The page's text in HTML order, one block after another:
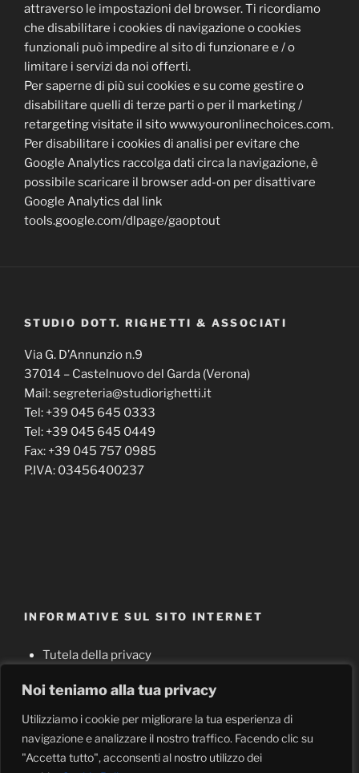
Noi teniamo alla tua privacy
Utilizziamo i cookie per migliorare la tua esperienza di
navigazione e analizzare il nostro traffico. Facendo clic su
"Accetta tutto", acconsenti al nostro utilizzo dei
attraverso le impostazioni del browser. Ti ricordiamo
che disabilitare i cookies di navigazione o cookies
funzionali può impedire al sito di funzionare e / o
limitare i servizi da noi offerti.
Per saperne di più sui cookies e su come gestire o
disabilitare quelli di terze parti o per il marketing /
retargeting visitate il sito www.youronlinechoices.com.
Per disabilitare i cookies di analisi per evitare che
Google Analytics raccolga dati circa la navigazione, è
possibile scaricare il browser add-on per disattivare
Google Analytics dal link
tools.google.com/dlpage/gaoptout
STUDIO DOTT. RIGHETTI & ASSOCIATI
Via G. D’Annunzio n.9
37014 – Castelnuovo del Garda (Verona)
Mail: segreteria@studiorighetti.it
Tel: +39 045 645 0333
Tel: +39 045 645 0449
Fax: +39 045 757 0985
P.IVA: 03456400237
INFORMATIVE SUL SITO INTERNET
Tutela della privacy
Cookie policy
Note legali